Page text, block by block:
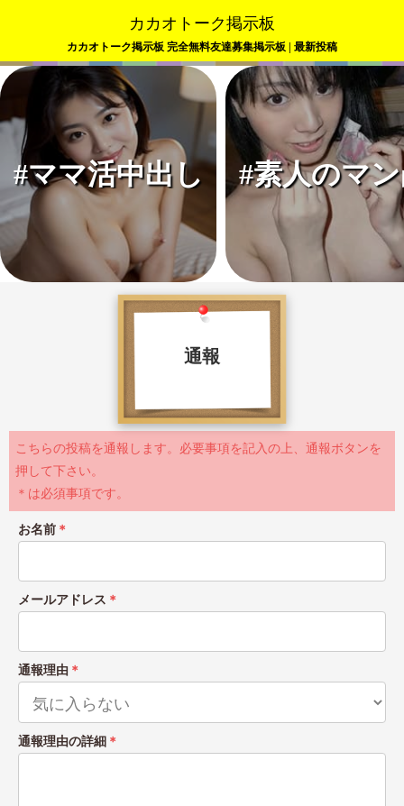
カカオトーク掲示板
カカオトーク掲示板 完全無料友達募集掲示板 | 最新投稿
#ママ活中出し #素人のマ
通報
こちらの投稿を通報します。必要事項を記入の上、通報ボタンを
押して下さい。
＊は必須事項です。
お名前 ＊
メールアドレス ＊
通報理由 ＊
通報理由の詳細 ＊